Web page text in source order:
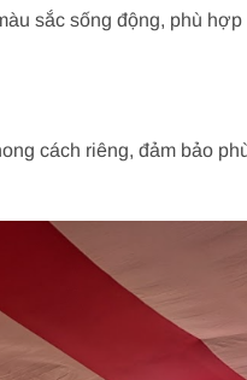
sắc sống động, phù hợp
cách riêng, đảm bảo